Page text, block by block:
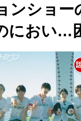
ンショー
におい…